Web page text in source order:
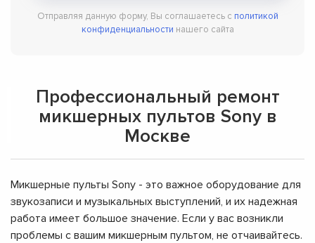
Отправляя данную форму, Вы соглашаетесь с политикой
конфиденциальности нашего сайта
Профессиональный ремонт
микшерных пультов Sony в
Москве
Микшерные пульты Sony - это важное оборудование для
звукозаписи и музыкальных выступлений, и их надежная
работа имеет большое значение. Если у вас возникли
проблемы с вашим микшерным пультом, не отчаивайтесь.